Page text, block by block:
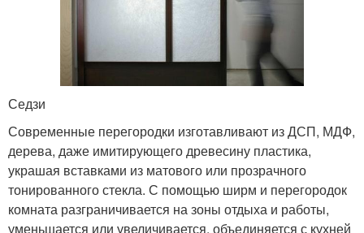
Седзи
Современные перегородки изготавливают из ДСП, МДФ,
дерева, даже имитирующего древесину пластика,
украшая вставками из матового или прозрачного
тонированного стекла. С помощью ширм и перегородок
комната разграничивается на зоны отдыха и работы,
уменьшается или увеличивается, объединяется с кухней